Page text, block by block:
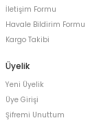
İletişim Formu
Havale Bildirim Formu
Kargo Takibi
Üyelik
Yeni Üyelik
Üye Girişi
Şifremi Unuttum